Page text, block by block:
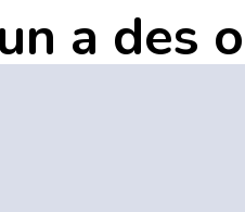
a des